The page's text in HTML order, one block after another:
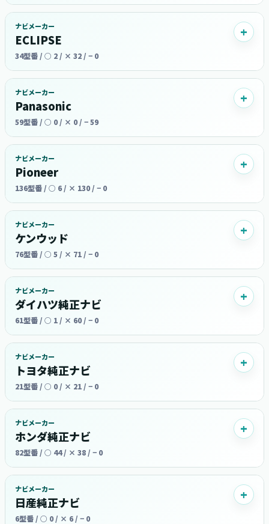
ナビメーカー
ECLIPSE
34型番 / ○ 2 / × 32 / − 0
ナビメーカー
Panasonic
59型番 / ○ 0 / × 0 / − 59
ナビメーカー
Pioneer
136型番 / ○ 6 / × 130 / − 0
ナビメーカー
ケンウッド
76型番 / ○ 5 / × 71 / − 0
ナビメーカー
ダイハツ純正ナビ
61型番 / ○ 1 / × 60 / − 0
ナビメーカー
トヨタ純正ナビ
21型番 / ○ 0 / × 21 / − 0
ナビメーカー
ホンダ純正ナビ
82型番 / ○ 44 / × 38 / − 0
ナビメーカー
日産純正ナビ
6型番 / ○ 0 / × 6 / − 0